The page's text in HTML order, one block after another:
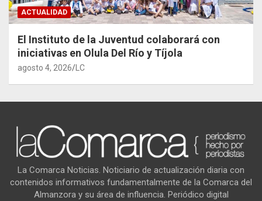
ACTUALIDAD
El Instituto de la Juventud colaborará con
iniciativas en Olula Del Río y Tíjola
agosto 4, 2026 LC
La Comarca Noticias. Noticiario de actualización diaria con
contenidos informativos fundamentalmente de la Comarca del
Almanzora y su área de influencia. Periódico digital